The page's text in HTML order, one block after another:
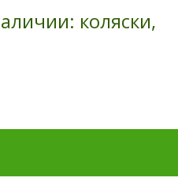
коляски,